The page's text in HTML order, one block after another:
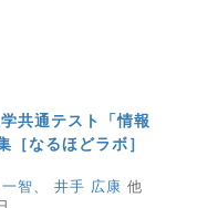
共通テスト「情報
［なるほどラボ］
智 井手 広康 他